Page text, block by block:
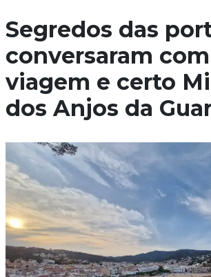
Segredos das
conversaram
viagem e certo
dos Anjos da